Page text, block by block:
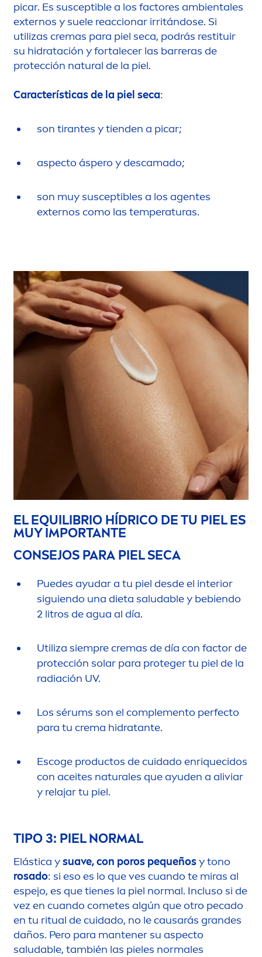
picar. Es susceptible a los factores ambientales
externos y suele reaccionar irritándose. Si
utilizas cremas para piel seca, podrás restituir
su hidratación y fortalecer las barreras de
protección natural de la piel.
Características de la piel seca:
son tirantes y tienden a picar;
aspecto áspero y descamado;
son muy susceptibles a los agentes
externos como las temperaturas.
EL EQUILIBRIO HÍDRICO DE TU PIEL ES
MUY IMPORTANTE
CONSEJOS PARA PIEL SECA
Puedes ayudar a tu piel desde el interior
siguiendo una dieta saludable y bebiendo
2 litros de agua al día.
Utiliza siempre cremas de día con factor de
protección solar para proteger tu piel de la
radiación UV.
Los sérums son el complemento perfecto
para tu crema hidratante.
Escoge productos de cuidado enriquecidos
con aceites naturales que ayuden a aliviar
y relajar tu piel.
TIPO 3: PIEL NORMAL
Elástica ysuave, con poros pequeñosy tono
rosado: si eso es lo que ves cuando te miras al
espejo, es que tienes la piel normal. Incluso si de
vez en cuando cometes algún que otro pecado
en tu ritual de cuidado, no le causarás grandes
daños. Pero para mantener su aspecto
saludable, también las pieles normales